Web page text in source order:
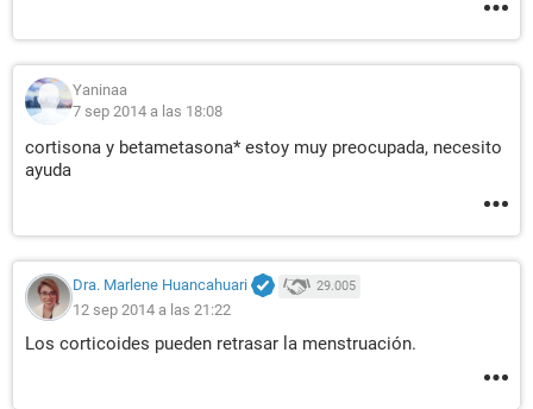
Yaninaa
7 sep 2014 a las 18:08
cortisona y betametasona* estoy muy preocupada, necesito
ayuda
Dra. Marlene Huancahuari 29.005
12 sep 2014 a las 21:22
Los corticoides pueden retrasar la menstruación.